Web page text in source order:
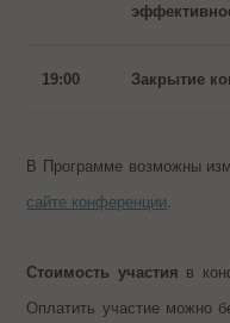
19:00 Закрытие
В Программе возможны
сайте конференции
Стоимость участия в
Оплатить участие можно